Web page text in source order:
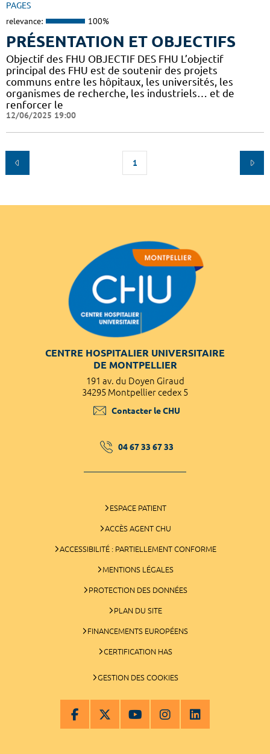
PAGES
relevance: 100%
PRÉSENTATION ET OBJECTIFS
Objectif des FHU OBJECTIF DES FHU L’objectif
principal des FHU est de soutenir des projets
communs entre les hôpitaux, les universités, les
organismes de recherche, les industriels… et de
renforcer le
12/06/2025 19:00
1
CENTRE HOSPITALIER UNIVERSITAIRE
DE MONTPELLIER
191 av. du Doyen Giraud
34295 Montpellier cedex 5
Contacter le CHU
04 67 33 67 33
ESPACE PATIENT
ACCÈS AGENT CHU
ACCESSIBILITÉ : PARTIELLEMENT CONFORME
MENTIONS LÉGALES
PROTECTION DES DONNÉES
PLAN DU SITE
FINANCEMENTS EUROPÉENS
CERTIFICATION HAS
GESTION DES COOKIES